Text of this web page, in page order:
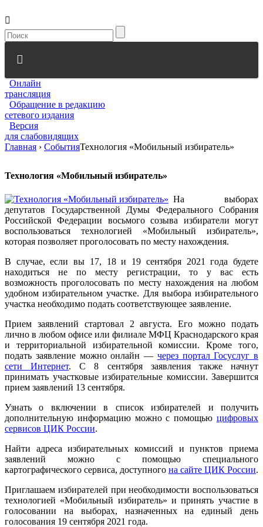
Онлайн
трансляция
Обращение в редакцию
сетевого издания
Версия
для слабовидящих
Главная › СобытияТехнология «Мобильный избиратель»
Технология «Мобильный избиратель»
На выборах
депутатов Государственной Думы Федерального Собрания
Российской Федерации восьмого созыва избиратели могут
воспользоваться технологией «Мобильный избиратель»,
которая позволяет проголосовать по месту нахождения.
В случае, если вы 17, 18 и 19 сентября 2021 года будете
находиться не по месту регистрации, то у вас есть
возможность проголосовать по месту нахождения на любом
удобном избирательном участке. Для выбора избирательного
участка необходимо подать соответствующее заявление.
Прием заявлений стартовал 2 августа. Его можно подать
лично в любом офисе или филиале МФЦ Краснодарского края
и территориальной избирательной комиссии. Кроме того,
подать заявление можно онлайн — через портал Госуслуг в
сети Интернет. С 8 сентября заявления также начнут
принимать участковые избирательные комиссии. Завершится
прием заявлений 13 сентября.
Узнать о включении в список избирателей и получить
дополнительную информацию можно с помощью цифровых
сервисов ЦИК России.
Найти адреса избирательных комиссий и пунктов приема
заявлений можно с помощью специального
картографического сервиса, доступного на сайте ЦИК России.
Приглашаем избирателей при необходимости воспользоваться
технологией «Мобильный избиратель» и принять участие в
голосовании на выборах, назначенных на единый день
голосования 19 сентября 2021 года.